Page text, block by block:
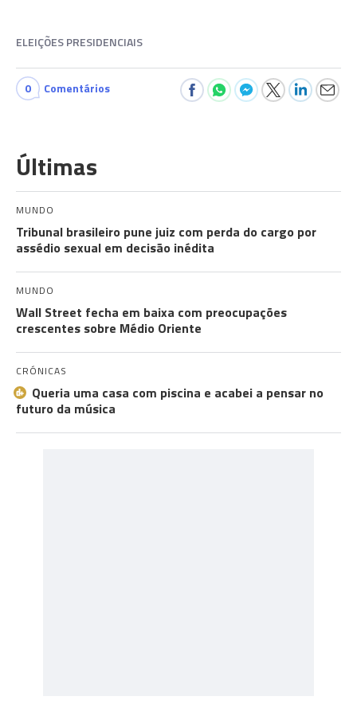
ELEIÇÕES PRESIDENCIAIS
0 Comentários
Últimas
MUNDO
Tribunal brasileiro pune juiz com perda do cargo por
assédio sexual em decisão inédita
MUNDO
Wall Street fecha em baixa com preocupações
crescentes sobre Médio Oriente
CRÓNICAS
Queria uma casa com piscina e acabei a pensar no
futuro da música